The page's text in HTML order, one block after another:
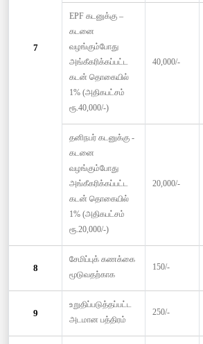
7
EPF கடனுக்கு –
கடனை
வழங்கும்போது
அங்கீகரிக்கப்பட்ட
கடன் தொகையில்
1% (அதிகபட்சம்
ரூ.40,000/-)
40,000/-
தனிநபர் கடனுக்கு -
கடனை
வழங்கும்போது
அங்கீகரிக்கப்பட்ட
கடன் தொகையில்
1% (அதிகபட்சம்
ரூ.20,000/-)
20,000/-
8
சேமிப்புக் கணக்கை
மூடுவதற்காக
150/-
9
உறுதிப்படுத்தப்பட்ட
அடமான பத்திரம்
250/-